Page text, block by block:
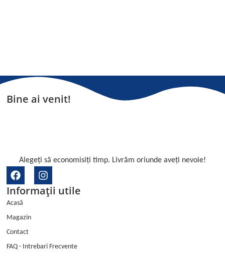
Bine ai venit!
Alegeți să economisiți timp. Livrăm oriunde aveți nevoie!
F
a
c
e
o
o
k
I
n
s
a
m
Informații utile
Acasă
Magazin
Contact
FAQ - Intrebari Frecvente